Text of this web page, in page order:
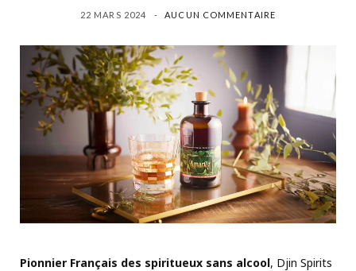
22 MARS 2024 AUCUN COMMENTAIRE
Pionnier Français des spiritueux sans alcool, Djin Spirits